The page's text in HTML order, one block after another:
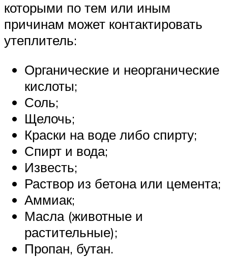
которыми по тем или иным
причинам может контактировать
утеплитель:
Органические и неорганические
кислоты;
Соль;
Щелочь;
Краски на воде либо спирту;
Спирт и вода;
Известь;
Раствор из бетона или цемента;
Аммиак;
Масла (животные и
растительные);
Пропан, бутан.